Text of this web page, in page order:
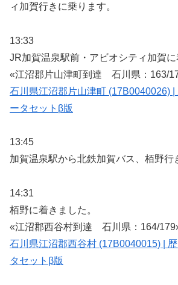
ィ加賀行きに乗ります。
13:33
JR加賀温泉駅前・アビオシティ加賀に
«江沼郡片山津町到達 石川県：163/
石川県江沼郡片山津町 (17B0040026)
ータセットβ版
13:45
加賀温泉駅から北鉄加賀バス、栢野行
14:31
栢野に着きました。
«江沼郡西谷村到達 石川県：164/
石川県江沼郡西谷村 (17B0040015) |
タセットβ版